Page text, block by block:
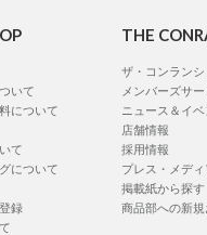
いて
について
て
について
録
THE
ザ・コンラン
メンバーズサ
ニュース＆イベ
店舗情報
採用情報
プレス・メデ
掲載紙から探す
商品部への新